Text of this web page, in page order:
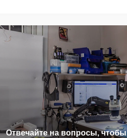
Отвечайте на вопросы, чтобы